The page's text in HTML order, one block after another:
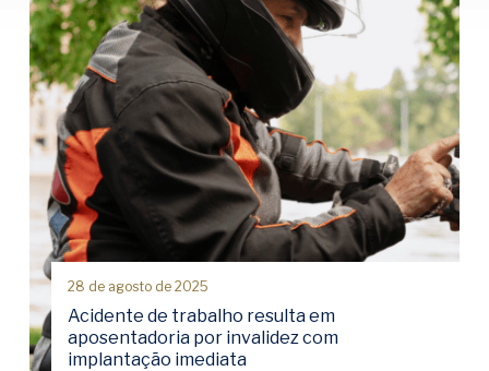
28 de agosto de 2025
Acidente de trabalho resulta em
aposentadoria por invalidez com
implantação imediata